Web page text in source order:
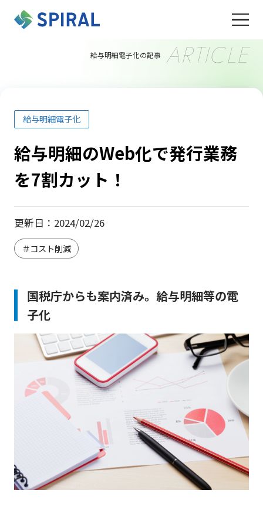
給与明細電子化の記事 ARTICLE
給与明細電子化
給与明細のWeb化で発行業務
を7割カット！
更新日：2024/02/26
＃コスト削減
国税庁からも案内済み。給与明細等の電
子化